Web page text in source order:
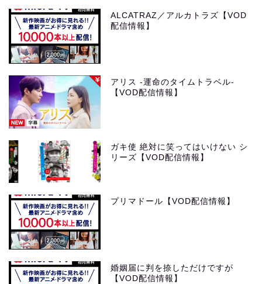
ALCATRAZ／アルカトラズ【VOD
配信情報】
アリス -運命のタイムトラベル-
【VOD配信情報】
ガキ使 絶対に笑ってはいけない シ
リーズ【VOD配信情報】
プリマドール【VOD配信情報】
婚姻届に判を捺しただけですが
【VOD配信情報】